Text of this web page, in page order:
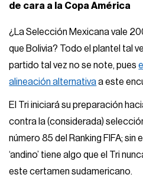
de cara a la Copa América
¿La Selección Mexicana vale
que Bolivia? Todo el plantel tal
partido tal vez no se note, pues
alineación alternativaa este
El Tri iniciará su preparación
contra la (considerada)
número 85 del Ranking FIFA; sin
‘andino’ tiene algo que el Tri
este certamen sudamericano.